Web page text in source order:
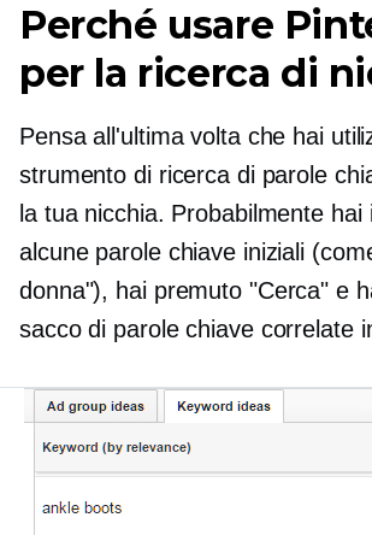
Perché usare
per la ricerca di
Pensa all'ultima volta che hai
strumento di ricerca di parole
la tua nicchia. Probabilmente hai
alcune parole chiave iniziali
donna"), hai premuto "Cerca" e
sacco di parole chiave correlate